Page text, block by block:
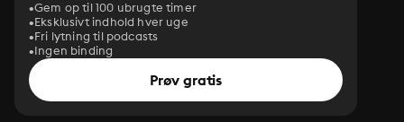
Gem op til 100 ubrugte timer
Eksklusivt indhold hver uge
Fri lytning til podcasts
Ingen binding
Prøv gratis